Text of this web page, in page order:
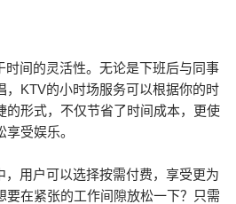
时间的灵活性。无论是下班后与同事
，KTV的小时场服务可以根据你的时
的形式，不仅节省了时间成本，更使
受娱乐。
用户可以选择按需付费，享受更为
要在紧张的工作间隙放松一下？只需